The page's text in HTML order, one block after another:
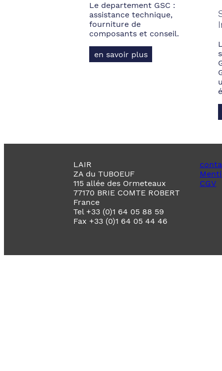
Le departement GSC :
assistance technique,
fourniture de
composants et conseil.
en savoir plus
LAIR
ZA du TUBOEUF
115 allée des Ormeteaux
77170 BRIE COMTE ROBERT
France
Tel +33 (0)1 64 05 88 59
Fax +33 (0)1 64 05 44 46
CGV